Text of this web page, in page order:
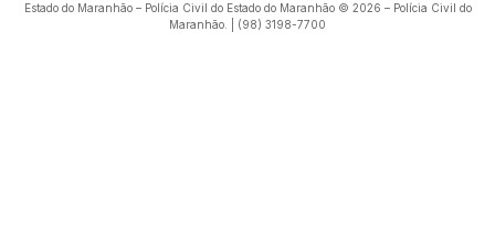
Estado do Maranhão – Polícia Civil do Estado do Maranhão © 2026 – Polícia Civil do
Maranhão. | (98) 3198-7700